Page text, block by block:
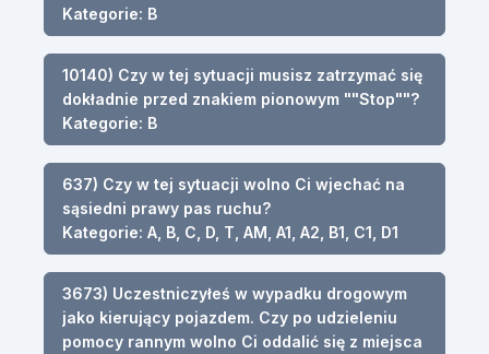
Kategorie: B
10140) Czy w tej sytuacji musisz zatrzymać się
dokładnie przed znakiem pionowym ""Stop""?
Kategorie: B
637) Czy w tej sytuacji wolno Ci wjechać na
sąsiedni prawy pas ruchu?
Kategorie: A, B, C, D, T, AM, A1, A2, B1, C1, D1
3673) Uczestniczyłeś w wypadku drogowym
jako kierujący pojazdem. Czy po udzieleniu
pomocy rannym wolno Ci oddalić się z miejsca